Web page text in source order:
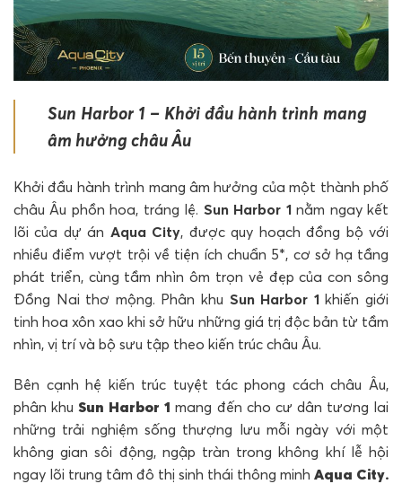
Sun Harbor 1 – Khởi đầu hành trình mang
âm hưởng châu Âu
Khởi đầu hành trình mang âm hưởng của một thành phố
châu Âu phồn hoa, tráng lệ. Sun Harbor 1nằm ngay kết
lõi của dự án Aqua City, được quy hoạch đồng bộ với
nhiều điểm vượt trội về tiện ích chuẩn 5*, cơ sở hạ tầng
phát triển, cùng tầm nhìn ôm trọn vẻ đẹp của con sông
Đồng Nai thơ mộng. Phân khu Sun Harbor 1khiến giới
tinh hoa xôn xao khi sở hữu những giá trị độc bản từ tầm
nhìn, vị trí và bộ sưu tập theo kiến trúc châu Âu.
Bên cạnh hệ kiến trúc tuyệt tác phong cách châu Âu,
phân khuSun Harbor 1 mang đến cho cư dân tương lai
những trải nghiệm sống thượng lưu mỗi ngày với một
không gian sôi động, ngập tràn trong không khí lễ hội
ngay lõi trung tâm đô thị sinh thái thông minh Aqua City.